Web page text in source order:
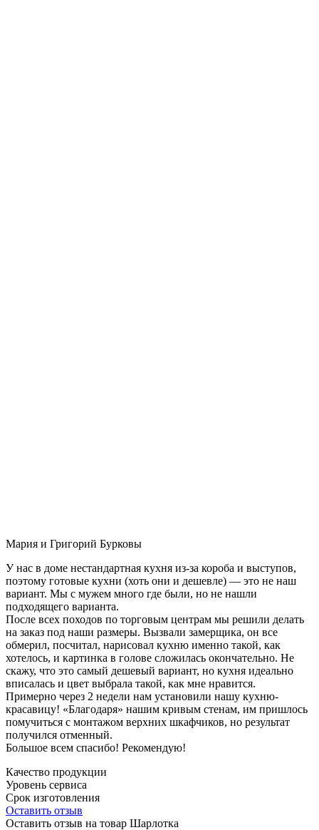
Мария и Григорий Бурковы
У нас в доме нестандартная кухня из-за короба и выступов,
поэтому готовые кухни (хоть они и дешевле) — это не наш
вариант. Мы с мужем много где были, но не нашли
подходящего варианта.
После всех походов по торговым центрам мы решили делать
на заказ под наши размеры. Вызвали замерщика, он все
обмерил, посчитал, нарисовал кухню именно такой, как
хотелось, и картинка в голове сложилась окончательно. Не
скажу, что это самый дешевый вариант, но кухня идеально
вписалась и цвет выбрала такой, как мне нравится.
Примерно через 2 недели нам установили нашу кухню-
красавицу! «Благодаря» нашим кривым стенам, им пришлось
помучиться с монтажом верхних шкафчиков, но результат
получился отменный.
Большое всем спасибо! Рекомендую!
Качество продукции
Уровень сервиса
Срок изготовления
Оставить отзыв
Оставить отзыв на товар Шарлотка